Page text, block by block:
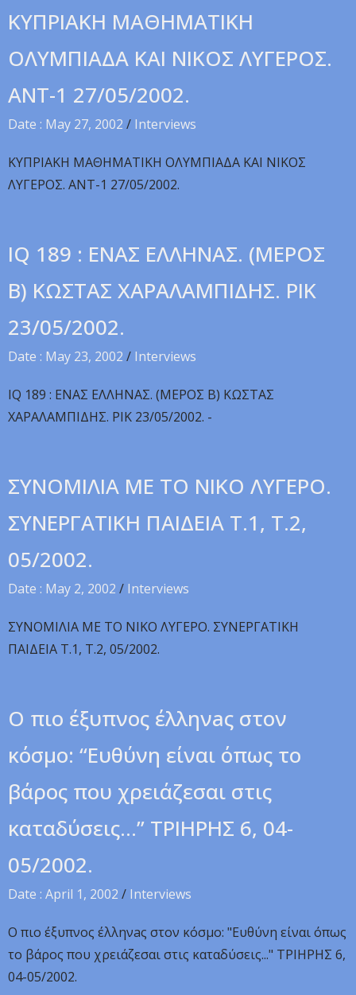
ΚΥΠΡΙΑΚΗ ΜΑΘΗΜΑΤΙΚΗ
ΟΛΥΜΠΙΑΔΑ KAI NIKOΣ ΛYΓEPOΣ.
ANT-1 27/05/2002.
Date : May 27, 2002 / Interviews
ΚΥΠΡΙΑΚΗ ΜΑΘΗΜΑΤΙΚΗ ΟΛΥΜΠΙΑΔΑ KAI NIKOΣ
ΛYΓEPOΣ. ANT-1 27/05/2002.
IQ 189 : ENAΣ EΛΛHNAΣ. (MEPOΣ
B) KΩΣTAΣ XAPAΛAMΠIΔHΣ. PIK
23/05/2002.
Date : May 23, 2002 / Interviews
IQ 189 : ENAΣ EΛΛHNAΣ. (MEPOΣ B) KΩΣTAΣ
XAPAΛAMΠIΔHΣ. PIK 23/05/2002. -
ΣYNOMIΛIA ME TO NIKO ΛYΓEPO.
ΣYNEPΓATIKH ΠAIΔEIA T.1, T.2,
05/2002.
Date : May 2, 2002 / Interviews
ΣYNOMIΛIA ME TO NIKO ΛYΓEPO. ΣYNEPΓATIKH
ΠAIΔEIA T.1, T.2, 05/2002.
O πιo έξυπνoς έλληνaς στoν
κόσμo: “Ευθύνη είναι όπως το
βάρος που χρειάζεσαι στις
καταδύσεις…” TPIHPHΣ 6, 04-
05/2002.
Date : April 1, 2002 / Interviews
O πιo έξυπνoς έλληνaς στoν κόσμo: "Ευθύνη είναι όπως
το βάρος που χρειάζεσαι στις καταδύσεις..." TPIHPHΣ 6,
04-05/2002.